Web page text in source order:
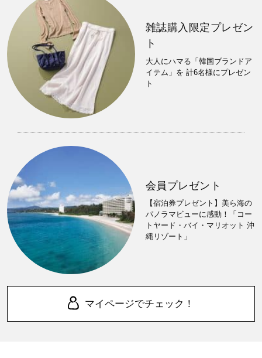
雑誌購入限定プレゼン
ト
大人にハマる「韓国ブランドア
イテム」を 計6名様にプレゼン
ト
会員プレゼント
【宿泊券プレゼント】美ら海の
パノラマビューに感動！「コー
トヤード・バイ・マリオット 沖
縄リゾート」
マイページでチェック！